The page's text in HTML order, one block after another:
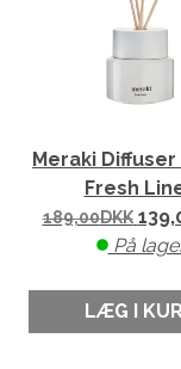
Meraki Diffuser
Fresh
189,00DKK
På
LÆG I